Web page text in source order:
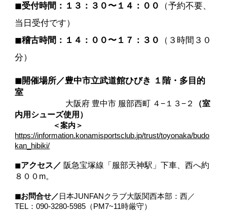
◼︎受付時間：１３：３０〜１４：００
（予約不要、
当日受付です）
◼︎稽古時間：１４：００〜１７：３０
（３時間３０
分）
◼︎開催場所／豊中市立武道館ひびき １階・多目的
室
大阪府 豊中市 服部西町 ４−１３−２
（室
内用シューズ使用）
＜案内＞
https://information.konamisportsclub.jp/trust/toyonaka/budo
kan_hibiki/
◼︎アクセス／ 阪急宝塚線「服部天神駅」下車、西へ約
８００m。
◼︎お問合せ／ 日本JUNFANクラブ大阪関西本部：西／
TEL：090-3280-5985（PM7~11時厳守）